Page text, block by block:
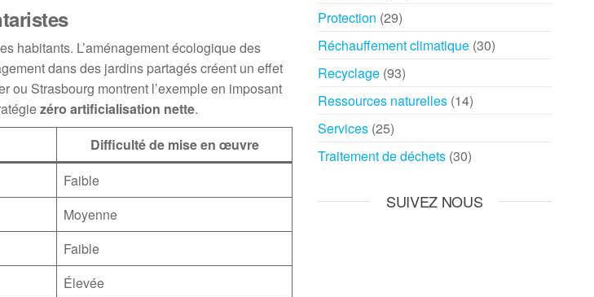
habitants. L’aménagement écologique des
dans des jardins partagés créent un effet
Strasbourg montrent l’exemple en imposant
zéro artificialisation nette.
Difficulté de mise en œuvre
Faible
Moyenne
Faible
Élevée
Protection (29)
Réchauffement climatique(30)
Recyclage(93)
Ressources naturelles(14)
Services(25)
Traitement de déchets(30)
SUIVEZ NOUS